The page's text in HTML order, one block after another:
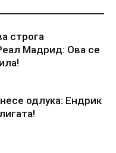
строга
Мадрид: Ова се
одлука: Ендрик